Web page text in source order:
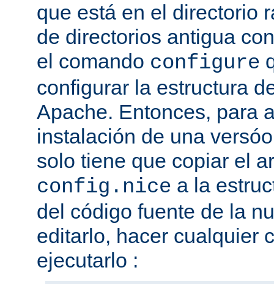
que está en el directorio
de directorios antigua
el comando configure
configurar la estructura
Apache. Entonces, para
instalación de una
solo tiene que copiar el
config.nice a la
del código fuente de la
editarlo, hacer cualquier
ejecutarlo :